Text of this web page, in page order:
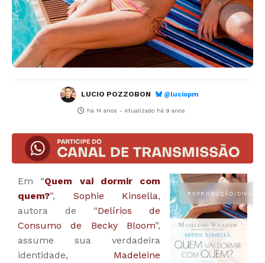
LUCIO POZZOBON @luciopm
há 14 anos - Atualizado há 9 anos
Em “Quem vai dormir com
quem?”, Sophie Kinsella,
autora de “Delírios de
Consumo de Becky Bloom”,
assume sua verdadeira
identidade, Madeleine